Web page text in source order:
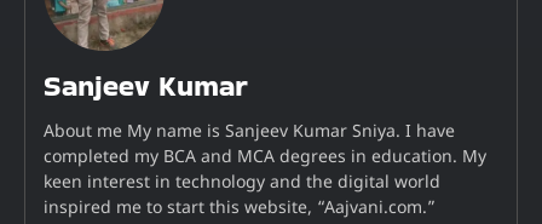
Sanjeev Kumar
About me My name is Sanjeev Kumar Sniya. I have
completed my BCA and MCA degrees in education. My
keen interest in technology and the digital world
inspired me to start this website, “Aajvani.com.”